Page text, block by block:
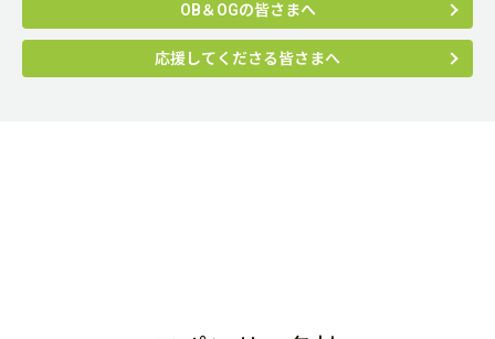
OB＆OGの皆さまへ
応援してくださる皆さまへ